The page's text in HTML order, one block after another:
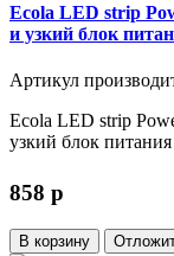
Ecola LED strip
и узкий блок
Артикул
Ecola LED strip
узкий блок
858 p
В корзину